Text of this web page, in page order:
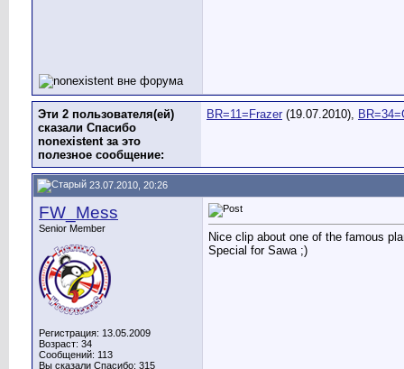
Эти 2 пользователя(ей)
сказали Спасибо
nonexistent за это
полезное сообщение:
BR=11=Frazer (19.07.2010),
23.07.2010, 20:26
FW_Mess
Senior Member
Регистрация: 13.05.2009
Возраст: 34
Сообщений: 113
Вы сказали Спасибо: 315
Nice clip about one of the famous
Special for Sawa ;)